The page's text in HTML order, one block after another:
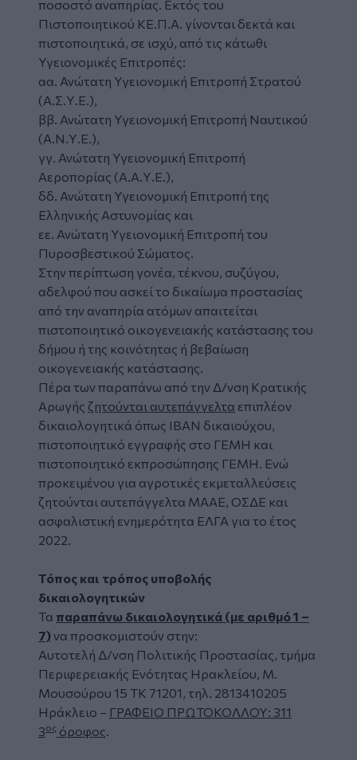
ποσοστό αναπηρίας. Εκτός του
Πιστοποιητικού ΚΕ.Π.Α. γίνονται δεκτά και
πιστοποιητικά, σε ισχύ, από τις κάτωθι
Υγειονομικές Επιτροπές:
αα. Ανώτατη Υγειονομική Επιτροπή Στρατού
(Α.Σ.Υ.Ε.),
ββ. Ανώτατη Υγειονομική Επιτροπή Ναυτικού
(Α.Ν.Υ.Ε.),
γγ. Ανώτατη Υγειονομική Επιτροπή
Αεροπορίας (Α.Α.Υ.Ε.),
δδ. Ανώτατη Υγειονομική Επιτροπή της
Ελληνικής Αστυνομίας και
εε. Ανώτατη Υγειονομική Επιτροπή του
Πυροσβεστικού Σώματος.
Στην περίπτωση γονέα, τέκνου, συζύγου,
αδελφού που ασκεί το δικαίωμα προστασίας
από την αναπηρία ατόμων απαιτείται
πιστοποιητικό οικογενειακής κατάστασης του
δήμου ή της κοινότητας ή βεβαίωση
οικογενειακής κατάστασης.
Πέρα των παραπάνω από την Δ/νση Κρατικής
Αρωγής ζητούνται αυτεπάγγελτα επιπλέον
δικαιολογητικά όπως IBAN δικαιούχου,
πιστοποιητικό εγγραφής στο ΓΕΜΗ και
πιστοποιητικό εκπροσώπησης ΓΕΜΗ. Ενώ
προκειμένου για αγροτικές εκμεταλλεύσεις
ζητούνται αυτεπάγγελτα ΜΑΑΕ, ΟΣΔΕ και
ασφαλιστική ενημερότητα ΕΛΓΑ για το έτος
2022.
Τόπος και τρόπος υποβολής
δικαιολογητικών
Τα παραπάνω δικαιολογητικά (με αριθμό 1 –
7)να προσκομιστούν στην:
Αυτοτελή Δ/νση Πολιτικής Προστασίας, τμήμα
Περιφερειακής Ενότητας Ηρακλείου, Μ.
Μουσούρου 15 ΤΚ 71201, τηλ. 2813410205
Ηράκλειο – ΓΡΑΦΕΙΟ ΠΡΩΤΟΚΟΛΛΟΥ: 311
3ος όροφος.